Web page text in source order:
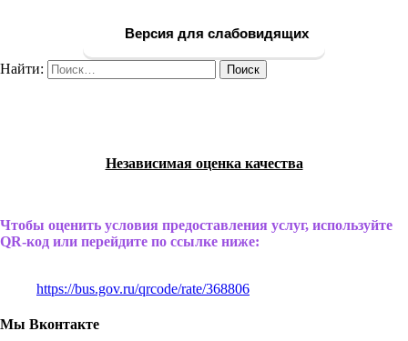
Версия для слабовидящих
Найти:
Независимая оценка качества
Чтобы оценить условия предоставления услуг, используйте
QR-код или перейдите по ссылке ниже:
https://bus.gov.ru/qrcode/rate/368806
Мы Вконтакте